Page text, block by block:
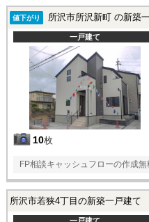
値下がり 所沢市所沢新町 の新築
一戸建て
10枚
FP相談キャッシュフローの作成
所沢市若狭4丁目の新築一戸建て